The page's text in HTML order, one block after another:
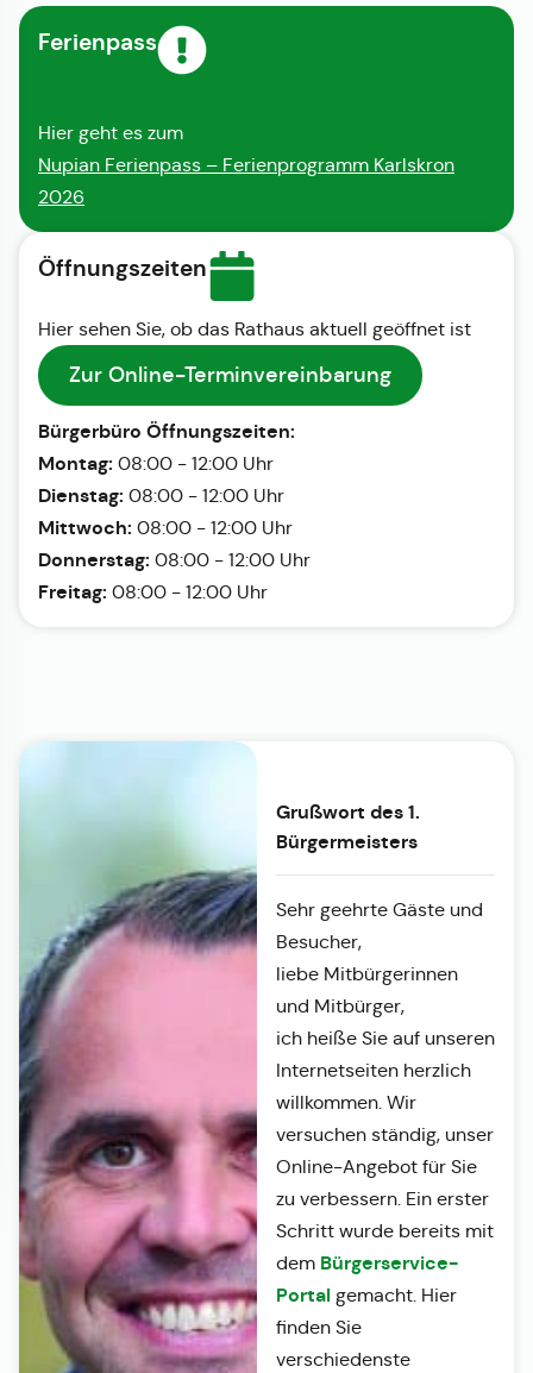
Ferienpass
Hier geht es zum
Nupian Ferienpass – Ferienprogramm Karlskron
2026
Öffnungszeiten
Hier sehen Sie, ob das Rathaus aktuell geöffnet ist
Zur Online-Terminvereinbarung
Bürgerbüro Öffnungszeiten:
Montag: 08:00 - 12:00 Uhr
Dienstag: 08:00 - 12:00 Uhr
Mittwoch: 08:00 - 12:00 Uhr
Donnerstag: 08:00 - 12:00 Uhr
Freitag: 08:00 - 12:00 Uhr
Grußwort des 1.
Bürgermeisters
Sehr geehrte Gäste und
Besucher,
liebe Mitbürgerinnen
und Mitbürger,
ich heiße Sie auf unseren
Internetseiten herzlich
willkommen. Wir
versuchen ständig, unser
Online-Angebot für Sie
zu verbessern. Ein erster
Schritt wurde bereits mit
dem Bürgerservice-
Portalgemacht. Hier
finden Sie
verschiedenste